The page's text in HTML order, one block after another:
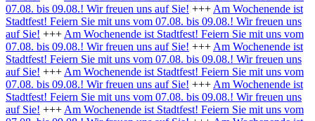
07.08. bis 09.08.! Wir freuen uns auf Sie! +++ Am Wochenende ist
Stadtfest! Feiern Sie mit uns vom 07.08. bis 09.08.! Wir freuen uns
auf Sie! +++ Am Wochenende ist Stadtfest! Feiern Sie mit uns vom
07.08. bis 09.08.! Wir freuen uns auf Sie! +++ Am Wochenende ist
Stadtfest! Feiern Sie mit uns vom 07.08. bis 09.08.! Wir freuen uns
auf Sie! +++ Am Wochenende ist Stadtfest! Feiern Sie mit uns vom
07.08. bis 09.08.! Wir freuen uns auf Sie! +++ Am Wochenende ist
Stadtfest! Feiern Sie mit uns vom 07.08. bis 09.08.! Wir freuen uns
auf Sie! +++ Am Wochenende ist Stadtfest! Feiern Sie mit uns vom